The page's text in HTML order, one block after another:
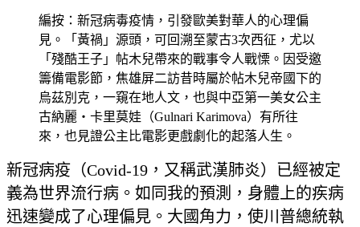
編按：新冠病毒疫情，引發歐美對華人的心理偏
見。「黃禍」源頭，可回溯至蒙古3次西征，尤以
「殘酷王子」帖木兒帶來的戰事令人戰慄。因受邀
籌備電影節，焦雄屏二訪昔時屬於帖木兒帝國下的
烏茲別克，一窺在地人文，也與中亞第一美女公主
古納麗‧卡里莫娃（Gulnari Karimova）有所往
來，也見證公主比電影更戲劇化的起落人生。
新冠病疫（Covid-19，又稱武漢肺炎）已經被定
義為世界流行病。如同我的預測，身體上的疾病
迅速變成了心理偏見。大國角力，使川普總統執